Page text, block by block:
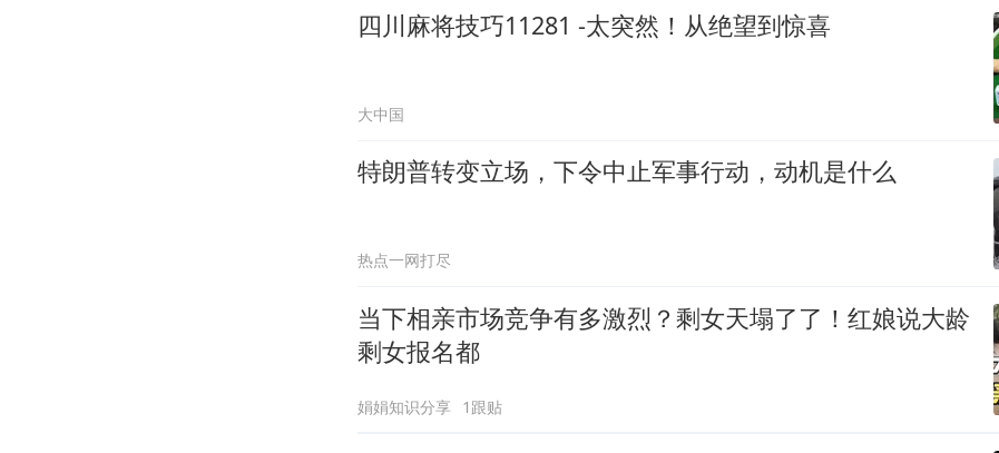
四川麻将技巧11281 -太突然！从绝望到惊喜
大中国
特朗普转变立场，下令中止军事行动，动机是什么
热点一网打尽
当下相亲市场竞争有多激烈？剩女天塌了了！红娘说大龄
剩女报名都
娟娟知识分享 1跟贴